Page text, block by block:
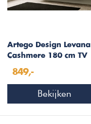
Artego Design Levana
Cashmere 180 cm TV
849,-
Bekijken